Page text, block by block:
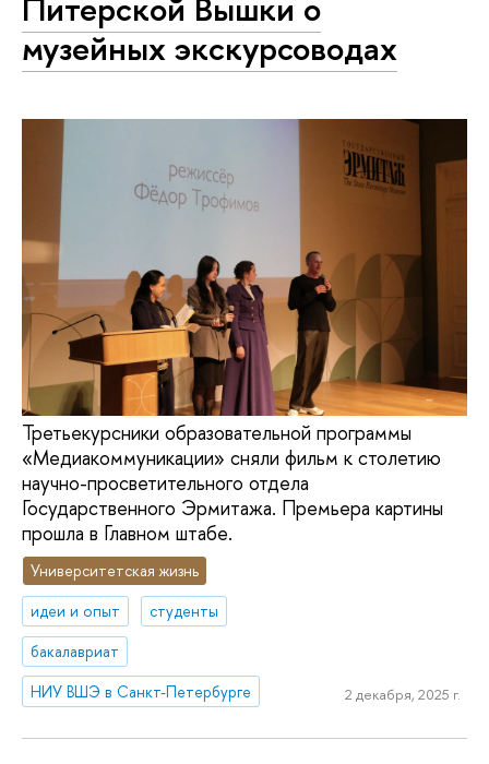
музейных экскурсоводах
Третьекурсники образовательной программы
«Медиакоммуникации» сняли фильм к столетию
научно-просветительного отдела
Государственного Эрмитажа. Премьера картины
прошла в Главном штабе.
Университетская жизнь
идеи и опыт
студенты
бакалавриат
НИУ ВШЭ в Санкт-Петербурге
2 декабря, 2025 г.